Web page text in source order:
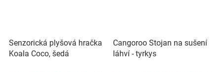
Senzorická plyšová hračka
Koala Coco, šedá
Cangoroo Stojan na sušení
láhví - tyrkys